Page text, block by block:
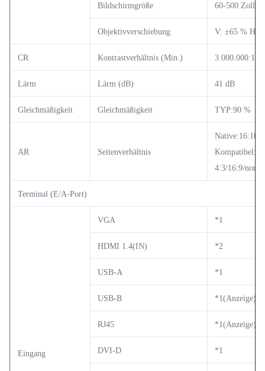
Bildschirmgröße 60-500 Zoll
Objektivverschiebung V: ±65 % H:
CR Kontrastverhältnis (Min.) 3.000.000:1
Lärm Lärm (dB) 41 dB
Gleichmäßigkeit Gleichmäßigkeit TYP:90 %
AR Seitenverhältnis
Native:16:10
Kompatibel:
4:3/16:9/
Terminal (E/A-Port)
Eingang
VGA *1
HDMI 1.4(IN) *2
USB-A *1
USB-B *1(Anzeige)
RJ45 *1(Anzeige)
DVI-D *1